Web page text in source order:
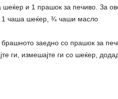
шеќер и 1 прашок за печиво. За
1 чаша шеќер, ¾ чаши масло
брашното заедно со прашок за
ги, измешајте ги со шеќер,